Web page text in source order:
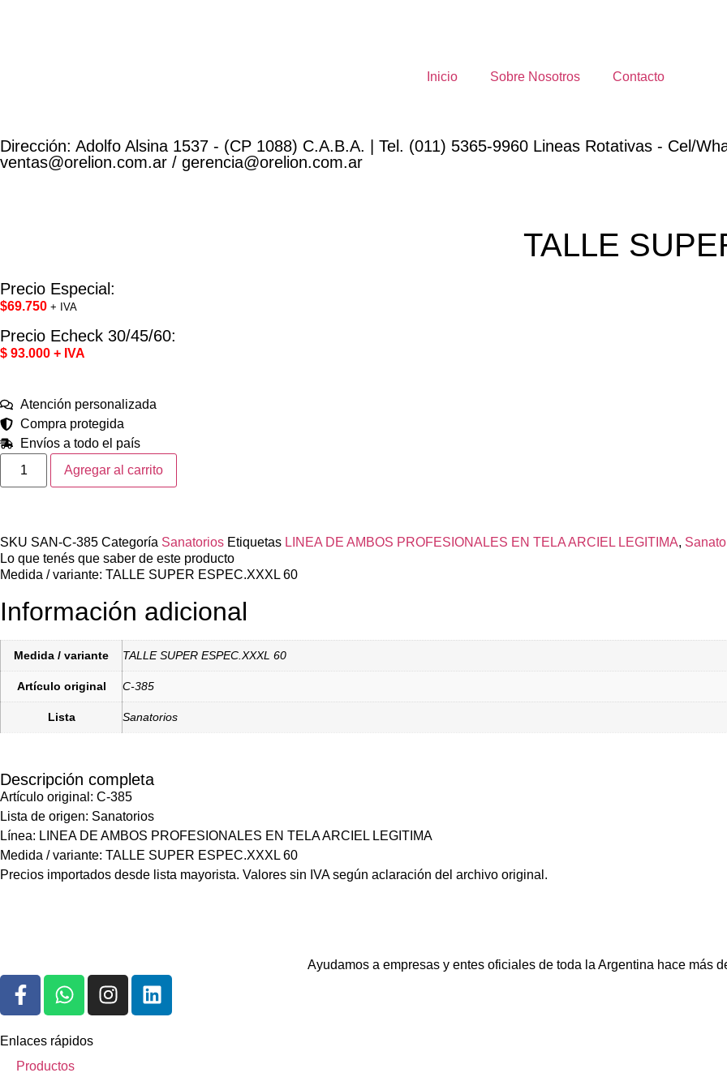
Inicio Sobre Nosotros Contacto
Dirección: Adolfo Alsina 1537 - (CP 1088) C.A.B.A. | Tel. (011) 5365-9960 Lineas Rotativas - Cel/
ventas@orelion.com.ar / gerencia@orelion.com.ar
TALLE
Precio Especial:
$69.750 + IVA
Precio Echeck 30/45/60:
$ 93.000 + IVA
Atención personalizada
Compra protegida
Envíos a todo el país
Agregar al carrito
SKU SAN-C-385 Categoría Sanatorios Etiquetas LINEA DE AMBOS PROFESIONALES EN TELA ARCIEL LEGITIMA,
Lo que tenés que saber de este producto
Medida / variante: TALLE SUPER ESPEC.XXXL 60
Información adicional
Medida / variante TALLE SUPER ESPEC.XXXL 60
Artículo original C-385
Lista Sanatorios
Descripción completa
Artículo original: C-385
Lista de origen: Sanatorios
Línea: LINEA DE AMBOS PROFESIONALES EN TELA ARCIEL LEGITIMA
Medida / variante: TALLE SUPER ESPEC.XXXL 60
Precios importados desde lista mayorista. Valores sin IVA según aclaración del archivo original.
Ayudamos a empresas y entes oficiales de toda la Argentina hace más
Enlaces rápidos
Productos